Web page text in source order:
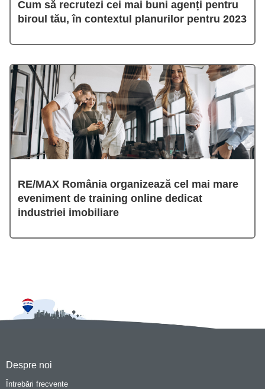
Cum să recrutezi cei mai buni agenți pentru
biroul tău, în contextul planurilor pentru 2023
RE/MAX România organizează cel mai mare
eveniment de training online dedicat
industriei imobiliare
Despre noi
Întrebări frecvente